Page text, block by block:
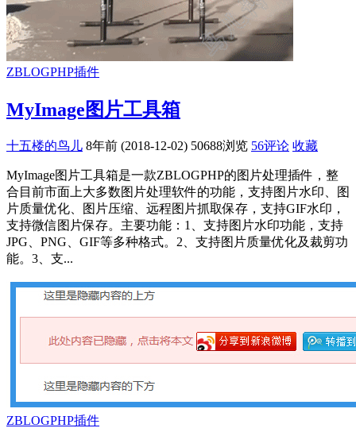
ZBLOGPHP插件
MyImage图片工具箱
十五楼的鸟儿 8年前 (2018-12-02) 50688浏览 56评论 收藏
MyImage图片工具箱是一款ZBLOGPHP的图片处理插件，整
合目前市面上大多数图片处理软件的功能，支持图片水印、图
片质量优化、图片压缩、远程图片抓取保存，支持GIF水印，
支持微信图片保存。主要功能：1、支持图片水印功能，支持
JPG、PNG、GIF等多种格式。2、支持图片质量优化及裁剪功
能。3、支...
ZBLOGPHP插件